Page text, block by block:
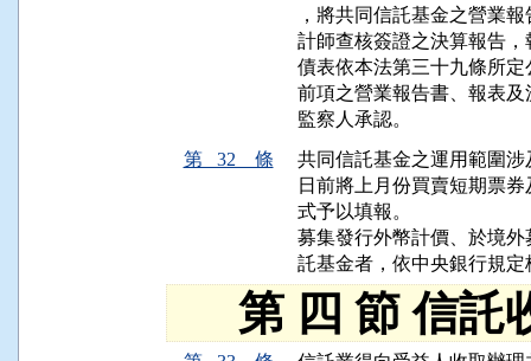
，將共同信託基金之營業
計師查核簽證之決算報告
債表依本法第三十九條所
前項之營業報告書、報表
監察人承認。
第 32 條
共同信託基金之運用範圍
日前將上月份買賣短期票
式予以填報。
募集發行外幣計價、於境
託基金者，依中央銀行規
第 四 節 信託